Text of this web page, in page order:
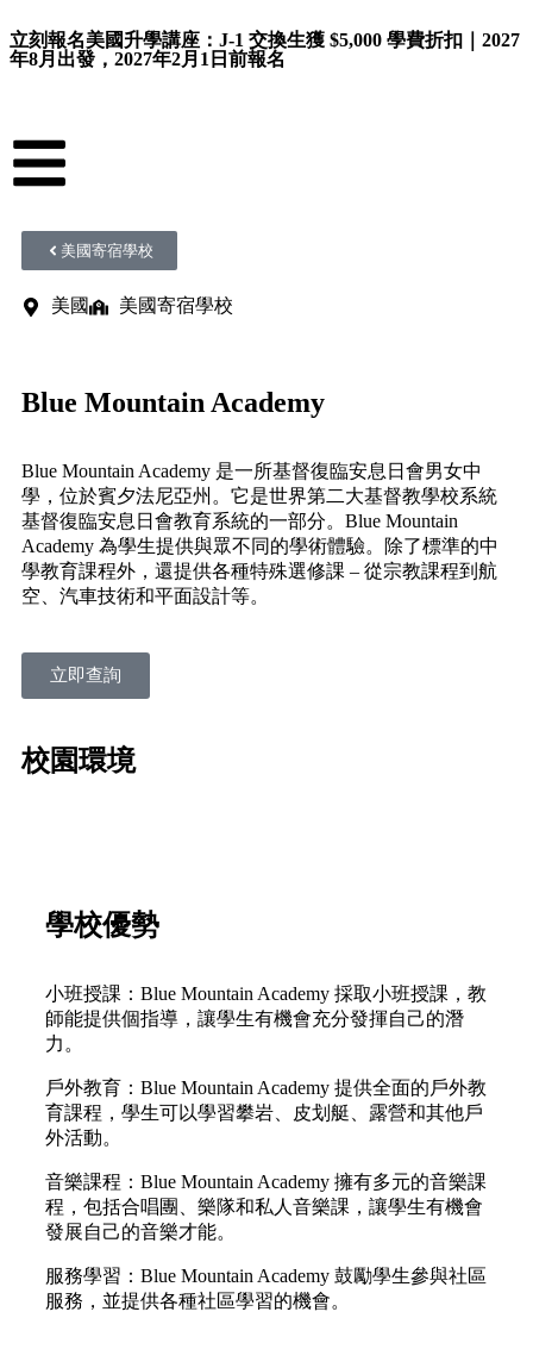
立刻報名美國升學講座：J-1 交換生獲 $5,000 學費折扣｜2027
年8月出發，2027年2月1日前報名
美國寄宿學校
美國 美國寄宿學校
Blue Mountain Academy
Blue Mountain Academy 是一所基督復臨安息日會男女中
學，位於賓夕法尼亞州。它是世界第二大基督教學校系統
基督復臨安息日會教育系統的一部分。Blue Mountain
Academy 為學生提供與眾不同的學術體驗。除了標準的中
學教育課程外，還提供各種特殊選修課 – 從宗教課程到航
空、汽車技術和平面設計等。
立即查詢
校園環境
學校優勢
小班授課：Blue Mountain Academy 採取小班授課，教
師能提供個指導，讓學生有機會充分發揮自己的潛
力。
戶外教育：Blue Mountain Academy 提供全面的戶外教
育課程，學生可以學習攀岩、皮划艇、露營和其他戶
外活動。
音樂課程：Blue Mountain Academy 擁有多元的音樂課
程，包括合唱團、樂隊和私人音樂課，讓學生有機會
發展自己的音樂才能。
服務學習：Blue Mountain Academy 鼓勵學生參與社區
服務，並提供各種社區學習的機會。